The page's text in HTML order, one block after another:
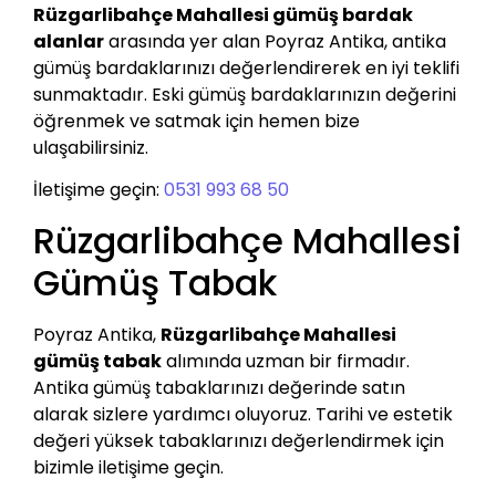
Rüzgarlibahçe Mahallesi gümüş bardak
alanlararasında yer alan Poyraz Antika, antika
gümüş bardaklarınızı değerlendirerek en iyi teklifi
sunmaktadır. Eski gümüş bardaklarınızın değerini
öğrenmek ve satmak için hemen bize
ulaşabilirsiniz.
İletişime geçin: 0531 993 68 50
Rüzgarlibahçe Mahallesi
Gümüş Tabak
Poyraz Antika, Rüzgarlibahçe Mahallesi
gümüş tabakalımında uzman bir firmadır.
Antika gümüş tabaklarınızı değerinde satın
alarak sizlere yardımcı oluyoruz. Tarihi ve estetik
değeri yüksek tabaklarınızı değerlendirmek için
bizimle iletişime geçin.